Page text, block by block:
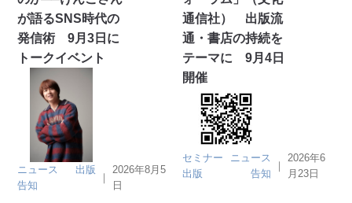
が語るSNS時代の
発信術 9月3日に
トークイベント
ニュース
出版
告知
｜
2026年8月5
日
通信社） 出版流
通・書店の持続を
テーマに 9月4日
開催
セミナー
ニュース
出版
告知
｜
2026年6
月23日